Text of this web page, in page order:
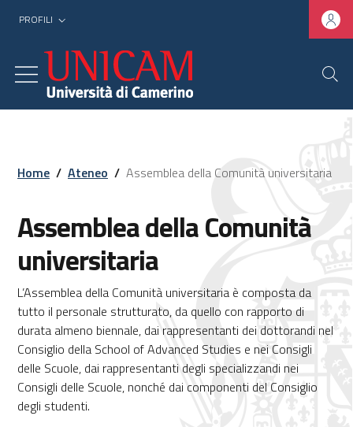
PROFILI
Home / Ateneo / Assemblea della Comunità universitaria
Assemblea della Comunità
universitaria
L’Assemblea della Comunità universitaria è composta da
tutto il personale strutturato, da quello con rapporto di
durata almeno biennale, dai rappresentanti dei dottorandi nel
Consiglio della School of Advanced Studies e nei Consigli
delle Scuole, dai rappresentanti degli specializzandi nei
Consigli delle Scuole, nonché dai componenti del Consiglio
degli studenti.